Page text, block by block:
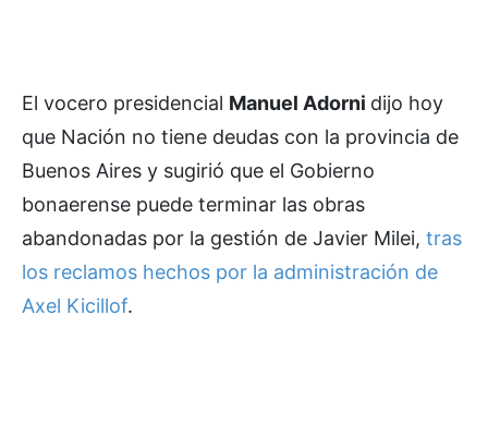
El vocero presidencial Manuel Adorni dijo hoy
que Nación no tiene deudas con la provincia de
Buenos Aires y sugirió que el Gobierno
bonaerense puede terminar las obras
abandonadas por la gestión de Javier Milei, tras
los reclamos hechos por la administración de
Axel Kicillof.